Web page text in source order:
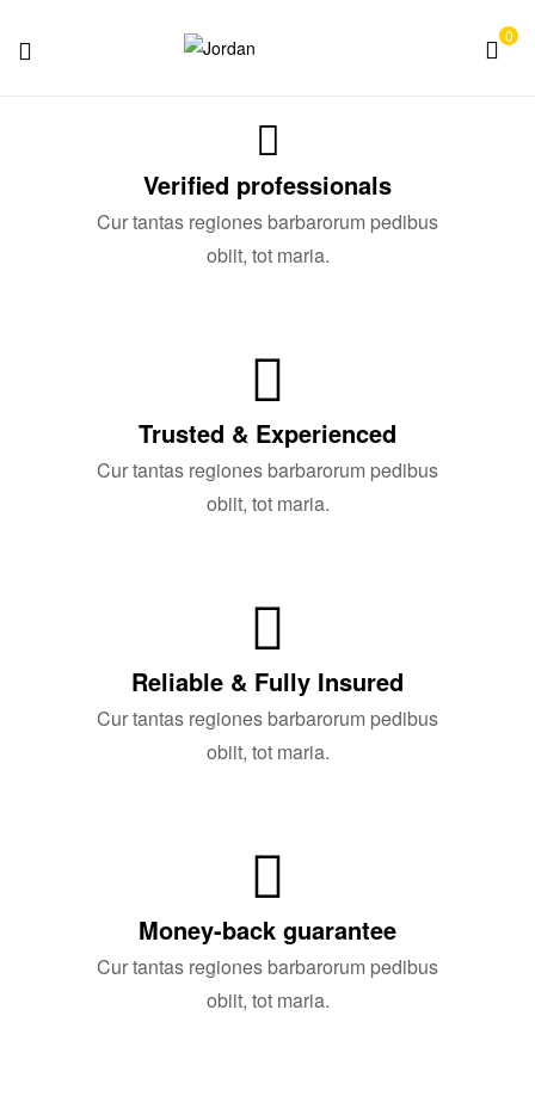
0
Verified professionals
Cur tantas regiones barbarorum pedibus
obiit, tot maria.
Trusted & Experienced
Cur tantas regiones barbarorum pedibus
obiit, tot maria.
Reliable & Fully Insured
Cur tantas regiones barbarorum pedibus
obiit, tot maria.
Money-back guarantee
Cur tantas regiones barbarorum pedibus
obiit, tot maria.